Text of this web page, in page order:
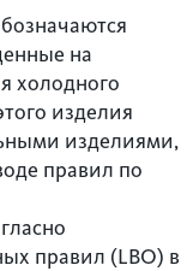
на
холодного
изделия
изделиями,
правил по
правил (LBO) в